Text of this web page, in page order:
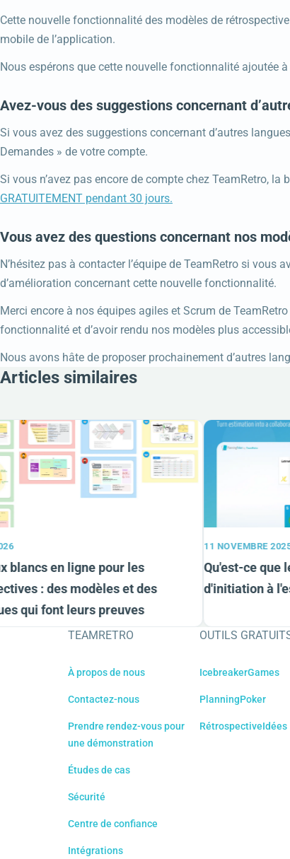
Cette nouvelle fonctionnalité des modèles de
mobile de l’application.
Nous espérons que cette nouvelle fonctionnalité ajoutée
Avez-vous des suggestions concernant
Si vous avez des suggestions concernant d’autres
Demandes » de votre compte.
Si vous n’avez pas encore de compte chez TeamRetro, la
GRATUITEMENT pendant 30 jours.
Vous avez des questions concernant nos
N’hésitez pas à contacter l’équipe de TeamRetro si vous
d’amélioration concernant cette nouvelle fonctionnalité.
Merci encore à nos équipes agiles et Scrum de
fonctionnalité et d’avoir rendu nos modèles plus
Nous avons hâte de proposer prochainement d’autres
Articles similaires
en ligne pour les
: des modèles et des
qui font leurs preuves
11 NOVEMBRE 2025
Qu'est-ce que
d'initiation à
TEAMRETRO
À propos de nous
Contactez-nous
Prendre rendez-vous pour
une démonstration
Études de cas
Sécurité
Centre de confiance
Intégrations
OUTILS
IcebreakerGames
PlanningPoker
RétrospectiveIdées